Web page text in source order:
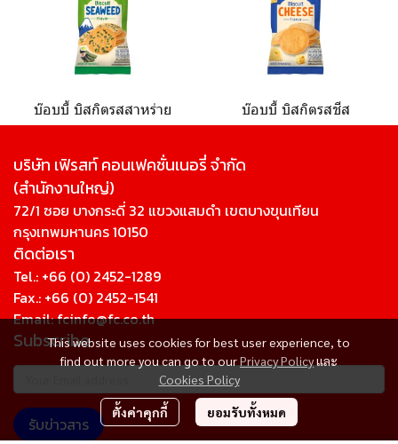
บ๊อบบี้ บิสกิตรสสาหร่าย บ๊อบบี้ บิสกิตรสชีส
This website uses cookies for best user experience, to
find out more you can go to ourPrivacy Policyและ
Cookies Policy
ตั้งค่าคุกกี้ ยอมรับทั้งหมด
บริษัท เฟิรสท์ คอนเฟคชั่นเนอรี่ จํากัด
(สํานักงานใหญ่)
72/1 ซอย บางกระดี่ 32 แขวงแสมดำ เขตบางขุนเทียน
กรุงเทพมหานคร 10150
ติดต่อเรา
Tel.: +66 (0) 2452-1289
Fax.: +66 (0) 2452-1541
Email:fcinfo@fc.co.th
Subscribe
รับข่าวสาร